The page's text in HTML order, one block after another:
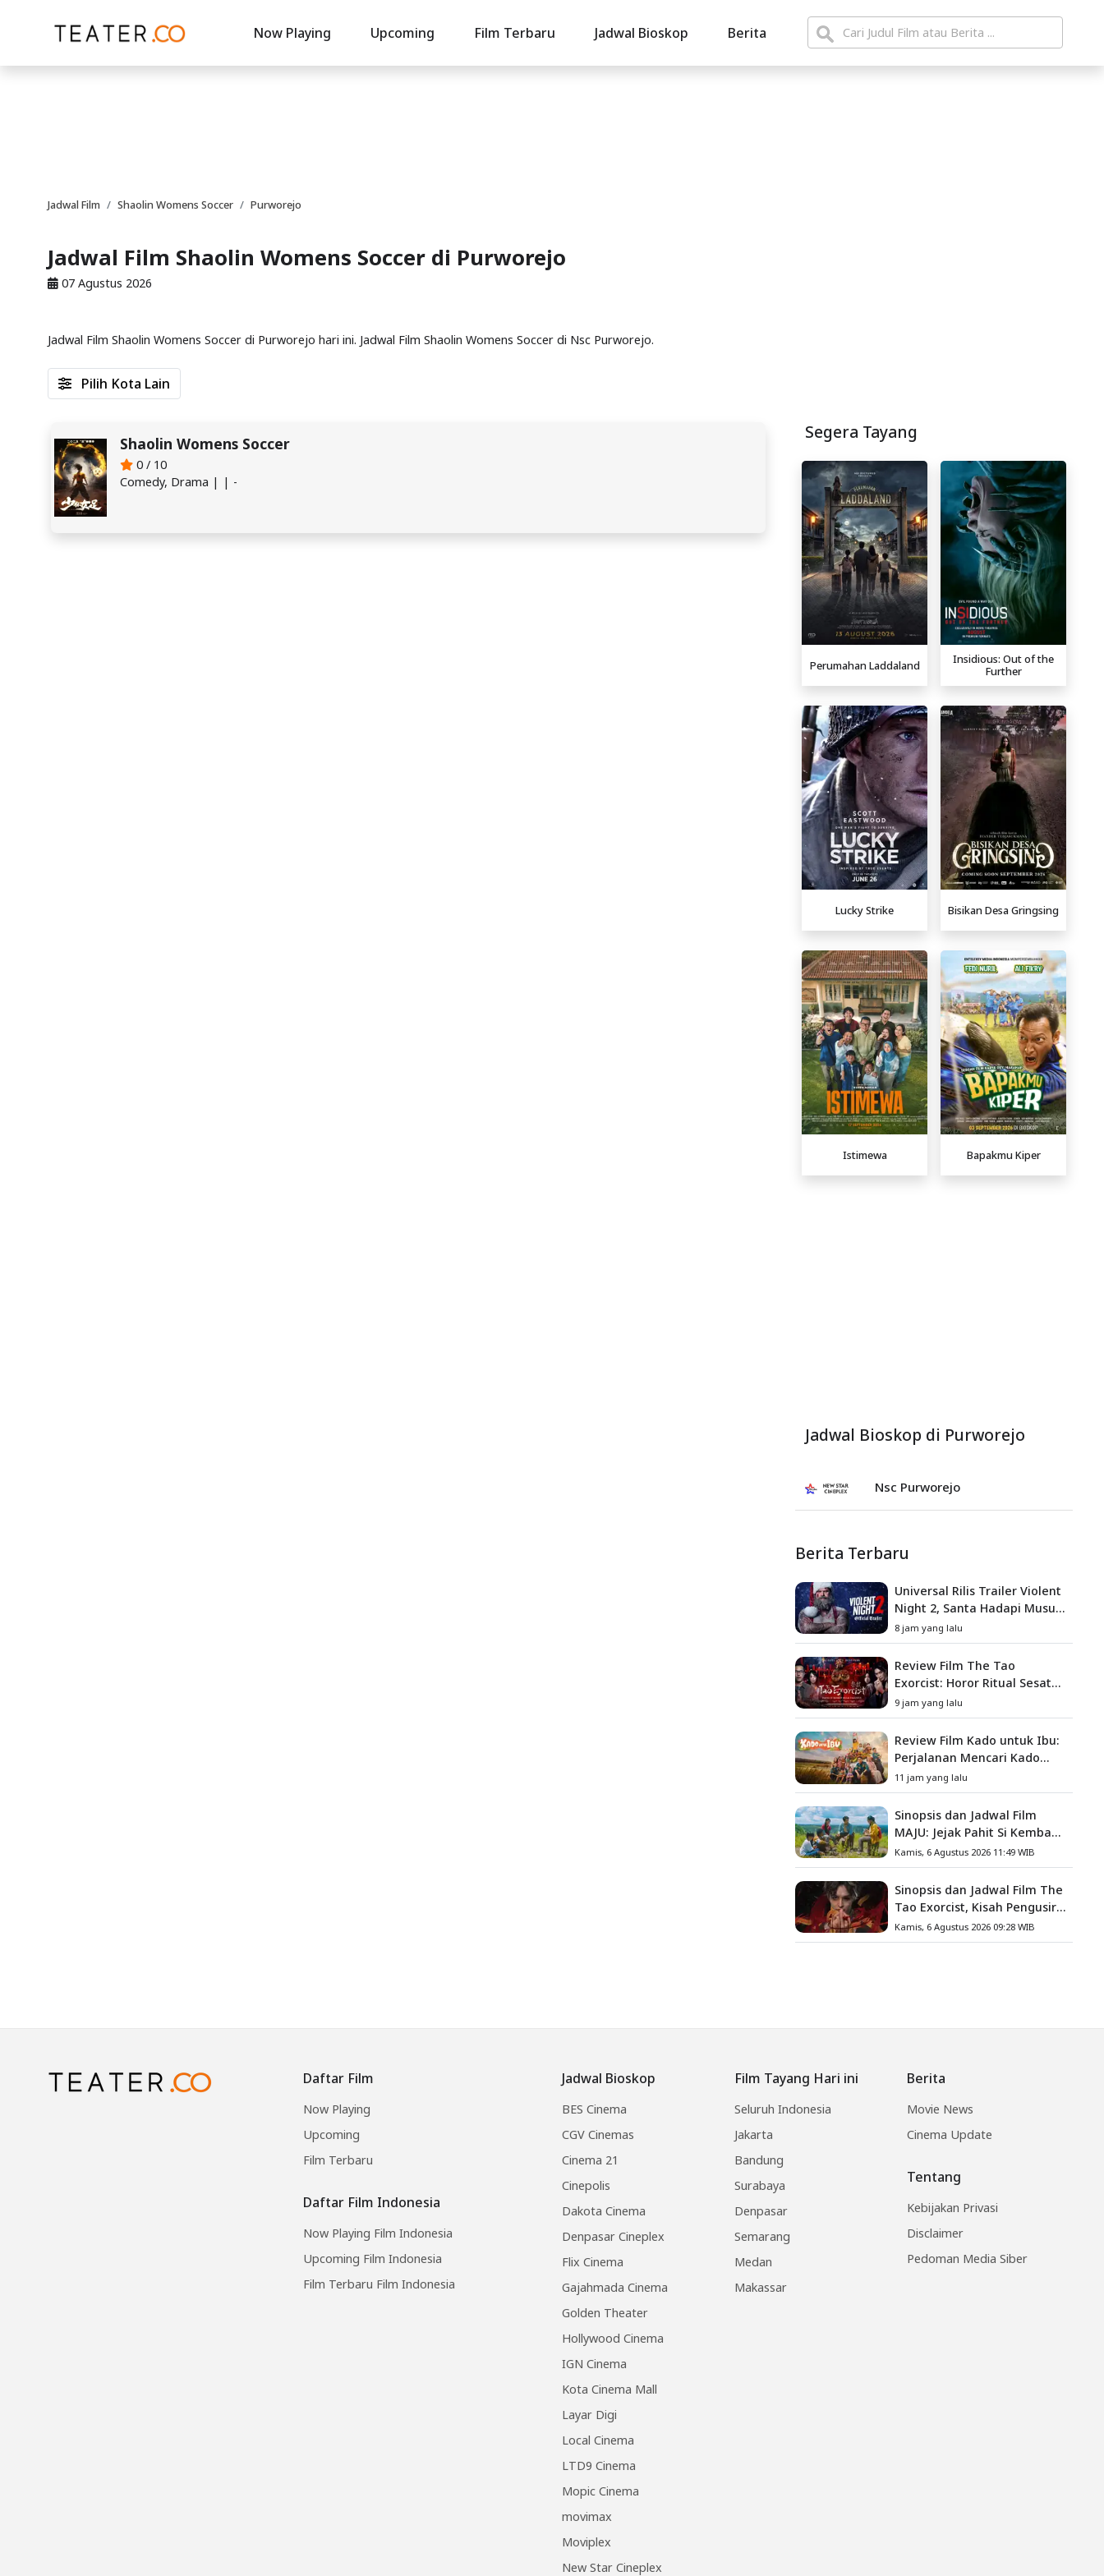
Now Playing Upcoming Film Terbaru Jadwal Bioskop Berita
Jadwal Film Shaolin Womens Soccer Purworejo
Jadwal Film Shaolin Womens Soccer di Purworejo
07 Agustus 2026
Jadwal Film Shaolin Womens Soccer di Purworejo hari ini. Jadwal Film Shaolin Womens Soccer di Nsc Purworejo.
Shaolin Womens Soccer
0 / 10
Comedy, Drama | | -
Pilih Kota Lain
Segera Tayang
Perumahan Laddaland
Insidious: Out of the
Further
Lucky Strike Bisikan Desa Gringsing
Istimewa Bapakmu Kiper
Jadwal Bioskop di Purworejo
Nsc Purworejo
Berita Terbaru
Universal Rilis Trailer Violent
Night 2, Santa Hadapi Musuh
Baru
8 jam yang lalu
Review Film The Tao
Exorcist: Horor Ritual Sesat
Taiwan yang Penuh Misteri
dan Teror Psikologis
9 jam yang lalu
Review Film Kado untuk Ibu:
Perjalanan Mencari Kado
yang Mengajarkan Arti
Keluarga
11 jam yang lalu
Sinopsis dan Jadwal Film
MAJU: Jejak Pahit Si Kembang
Gula, Misteri Hilangnya
Bagas di Lokasi Jambore
Kamis, 6 Agustus 2026 11:49 WIB
Sinopsis dan Jadwal Film The
Tao Exorcist, Kisah Pengusir
Setan Melawan Kutukan
Mematikan
Kamis, 6 Agustus 2026 09:28 WIB
Daftar Film
Now Playing
Upcoming
Film Terbaru
Daftar Film Indonesia
Now Playing Film Indonesia
Upcoming Film Indonesia
Film Terbaru Film Indonesia
Jadwal Bioskop
BES Cinema
CGV Cinemas
Cinema 21
Cinepolis
Dakota Cinema
Denpasar Cineplex
Flix Cinema
Gajahmada Cinema
Golden Theater
Hollywood Cinema
IGN Cinema
Kota Cinema Mall
Layar Digi
Local Cinema
LTD9 Cinema
Mopic Cinema
movimax
Moviplex
New Star Cineplex
Film Tayang Hari ini
Seluruh Indonesia
Jakarta
Bandung
Surabaya
Denpasar
Semarang
Medan
Makassar
Berita
Movie News
Cinema Update
Tentang
Kebijakan Privasi
Disclaimer
Pedoman Media Siber